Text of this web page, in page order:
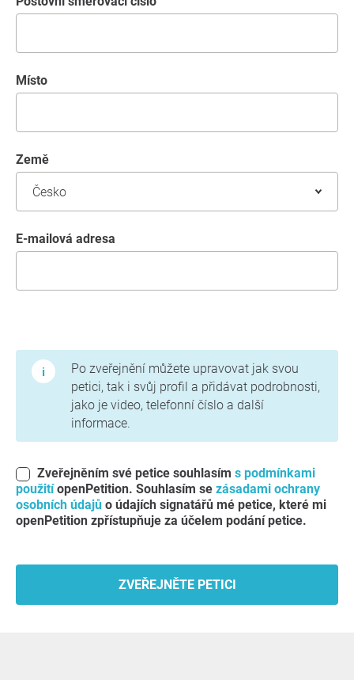
místo
země
E-mailová adresa
Po zveřejnění můžete upravovat jak svou
petici, tak i svůj profil a přidávat podrobnosti,
jako je video, telefonní číslo a další
informace.
Zveřejněním své petice souhlasím s podmínkami
použitíopenPetition. Souhlasím se zásadami ochrany
osobních údajů o údajích signatářů mé petice, které mi
openPetition zpřístupňuje za účelem podání petice.
ZVEŘEJNĚTE PETICI